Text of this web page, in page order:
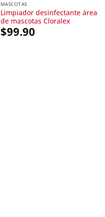
MASCOTAS
Limpiador desinfectante área
de mascotas Cloralex
$99.90